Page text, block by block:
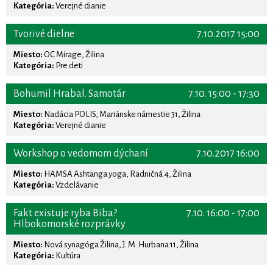
Kategória: Verejné dianie
7.10.2017 15:00
Tvorivé dielne
Miesto: OC Mirage, Žilina
Kategória: Pre deti
7.10. 15:00 - 17:30
Bohumil Hrabal. Samotár
Miesto: Nadácia POLIS, Mariánske námestie 31, Žilina
Kategória: Verejné dianie
7.10.2017 16:00
Workshop o vedomom dýchaní
Miesto: HAMSA Ashtanga yoga, Radničná 4, Žilina
Kategória: Vzdelávanie
7.10. 16:00 - 17:00
Fakt existuje ryba Biba?
Hlbokomorské rozprávky
Miesto: Nová synagóga Žilina, J. M. Hurbana 11, Žilina
Kategória: Kultúra